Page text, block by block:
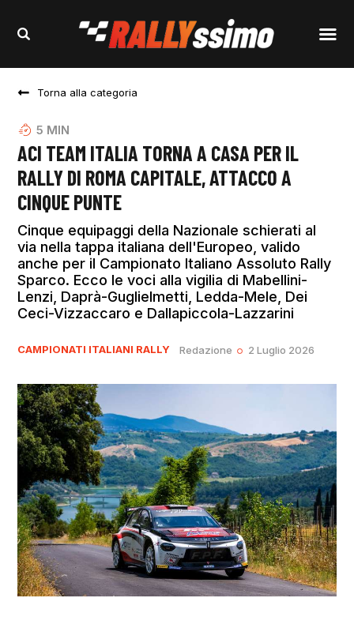
Torna alla categoria
5 MIN
ACI TEAM ITALIA TORNA A CASA PER IL
RALLY DI ROMA CAPITALE, ATTACCO A
CINQUE PUNTE
Cinque equipaggi della Nazionale schierati al
via nella tappa italiana dell'Europeo, valido
anche per il Campionato Italiano Assoluto Rally
Sparco. Ecco le voci alla vigilia di Mabellini-
Lenzi, Daprà-Guglielmetti, Ledda-Mele, Dei
Ceci-Vizzaccaro e Dallapiccola-Lazzarini
CAMPIONATI ITALIANI RALLY Redazione 2 Luglio 2026